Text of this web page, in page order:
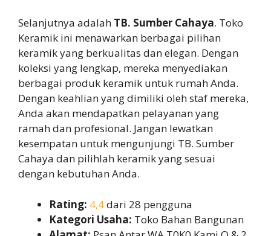
Selanjutnya adalah TB. Sumber Cahaya. Toko
Keramik ini menawarkan berbagai pilihan
keramik yang berkualitas dan elegan. Dengan
koleksi yang lengkap, mereka menyediakan
berbagai produk keramik untuk rumah Anda.
Dengan keahlian yang dimiliki oleh staf mereka,
Anda akan mendapatkan pelayanan yang
ramah dan profesional. Jangan lewatkan
kesempatan untuk mengunjungi TB. Sumber
Cahaya dan pilihlah keramik yang sesuai
dengan kebutuhan Anda.
Rating: 4,4dari 28 pengguna
Kategori Usaha: Toko Bahan Bangunan